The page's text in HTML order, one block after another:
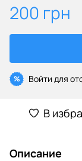
200 грн
% Войти для
В
Описание